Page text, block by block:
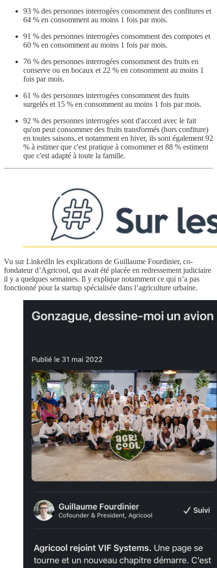
93 % des personnes interrogées consomment des confitures et
64 % en consomment au moins 1 fois par mois.
91 % des personnes interrogées consomment des compotes et
60 % en consomment au moins 1 fois par mois.
76 % des personnes interrogées consomment des fruits en
conserve ou en bocaux et 22 % en consomment au moins 1
fois par mois.
61 % des personnes interrogées consomment des fruits
surgelés et 15 % en consomment au moins 1 fois par mois.
92 % des personnes interrogées sont d'accord avec le fait
qu'on peut consommer des fruits transformés (hors confiture)
en toutes saisons, et notamment en hiver, ils sont également 92
% à estimer que c'est pratique à consommer et 88 % estiment
que c'est adapté à toute la famille.
Vu sur LinkedIn les explications de Guillaume Fourdinier, co-
fondateur d’Agricool, qui avait été placée en redressement judiciaire
il y a quelques semaines. Il y explique notamment ce qui n’a pas
fonctionné pour la startup spécialisée dans l’agriculture urbaine.